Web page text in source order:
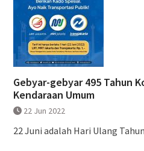
Gebyar-gebyar 495 Tahun
Kendaraan Umum
22 Jun 2022
22 Juni adalah Hari Ulang